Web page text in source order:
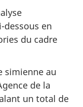
en
du cadre
simienne au
de la
un total de